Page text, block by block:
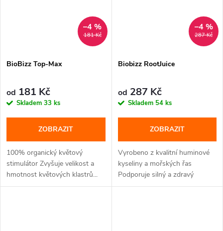
181 Kč
–4 %
BioBizz Top-Max
od 181 Kč
Skladem 33 ks
ZOBRAZIT
100% organický květový
stimulátor Zvyšuje velikost a
hmotnost květových klastrů...
287 Kč
–4 %
Biobizz RootJuice
od 287 Kč
Skladem 54 ks
ZOBRAZIT
Vyrobeno z kvalitní huminové
kyseliny a mořských řas
Podporuje silný a zdravý
rozvoj...